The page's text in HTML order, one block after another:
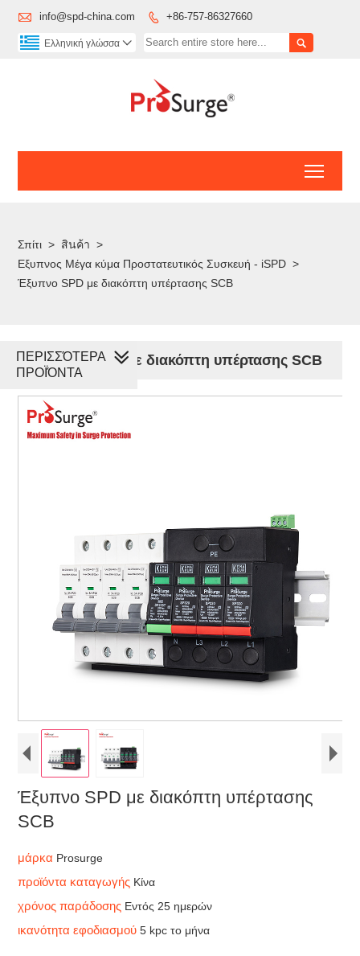
 info@spd-china.com  +86-757-86327660

Ελληνική γλώσσα 
Σπίτι > สินค้า >
Εξυπνος Μέγα κύμα Προστατευτικός Συσκευή - iSPD >
Έξυπνο SPD με διακόπτη υπέρτασης SCB
Έξυπνο SPD με διακόπτη υπέρτασης SCB
Έξυπνο SPD με διακόπτη υπέρτασης
SCB
μάρκα Prosurge
προϊόντα καταγωγής Κίνα
χρόνος παράδοσης Εντός 25 ημερών
ικανότητα εφοδιασμού5 kpc το μήνα
ΠΕΡΙΣΣΌΤΕΡΑ
ΠΡΟΪΌΝΤΑ